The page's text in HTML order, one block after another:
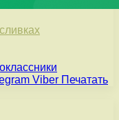
сливках
Viber Печатать